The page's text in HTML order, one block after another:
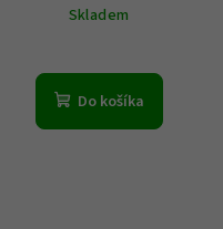
Skladem
Do košíka